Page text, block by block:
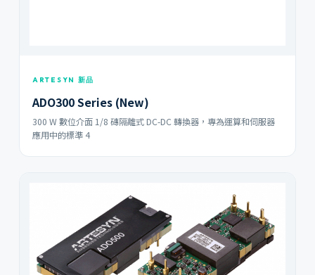
ARTESYN 新品
ADO300 Series (New)
300 W 數位介面 1/8 磚隔離式 DC-DC 轉換器，專為運算和伺服器
應用中的標準 4